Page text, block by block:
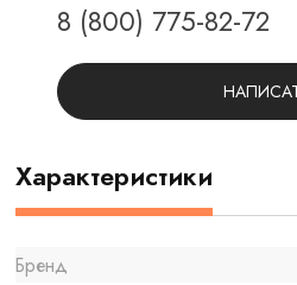
8 (800) 775-82-72
Характеристики
Бренд